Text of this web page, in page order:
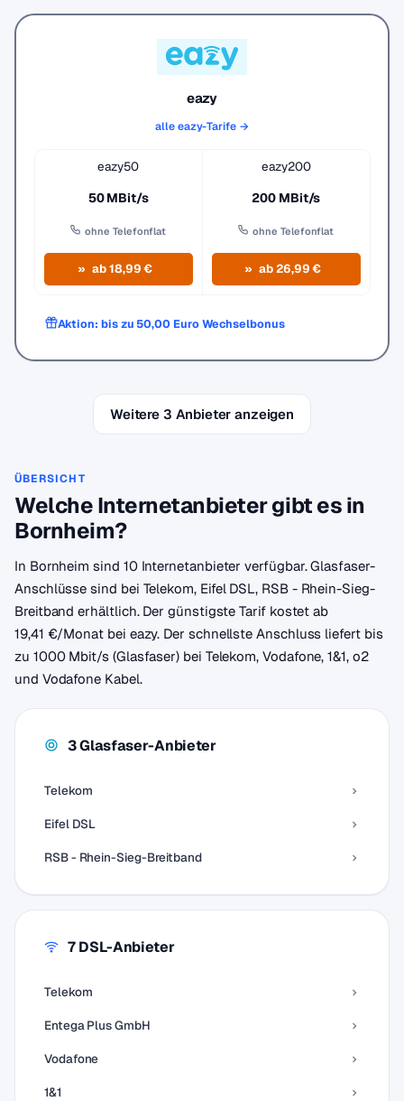
eazy
alle eazy-Tarife →
eazy50
50 MBit/s
ohne Telefonflat
ab 18,99 €
eazy200
200 MBit/s
ohne Telefonflat
ab 26,99 €
Aktion: bis zu 50,00 Euro Wechselbonus
Weitere 3 Anbieter anzeigen
ÜBERSICHT
Welche Internetanbieter gibt es in
Bornheim?
In Bornheim sind 10 Internetanbieter verfügbar. Glasfaser-
Anschlüsse sind bei Telekom, Eifel DSL, RSB - Rhein-Sieg-
Breitband erhältlich. Der günstigste Tarif kostet ab
19,41 €/Monat bei eazy. Der schnellste Anschluss liefert bis
zu 1000 Mbit/s (Glasfaser) bei Telekom, Vodafone, 1&1, o2
und Vodafone Kabel.
3 Glasfaser-Anbieter
Telekom
Eifel DSL
RSB - Rhein-Sieg-Breitband
7 DSL-Anbieter
Telekom
Entega Plus GmbH
Vodafone
1&1